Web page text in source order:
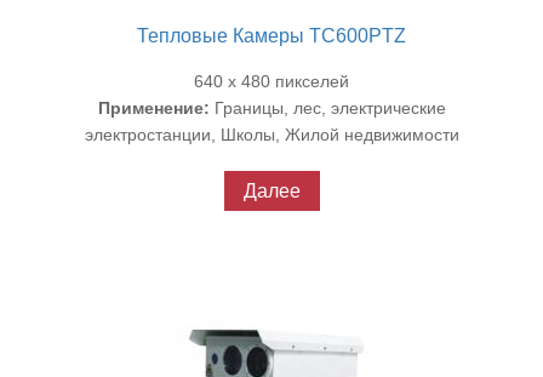
Тепловые Камеры TC600PTZ
640 x 480 пикселей
Применение: Границы, лес, электрические
электростанции, Школы, Жилой недвижимости
Далее